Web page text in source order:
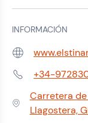
INFORMACIÓN
Web:
Teléfono:
+34-
Dirección:
Carretera de
Llagostera,